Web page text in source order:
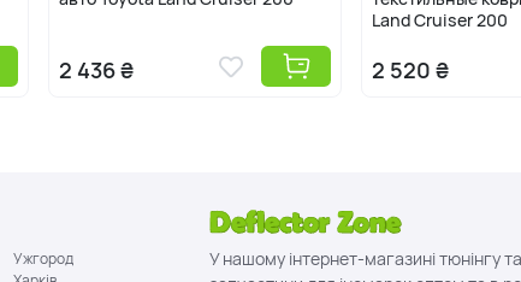
2 436 ₴
Land Cruiser 200
2 520 ₴
Ужгород
У нашому інтернет-магазині тюнінгу